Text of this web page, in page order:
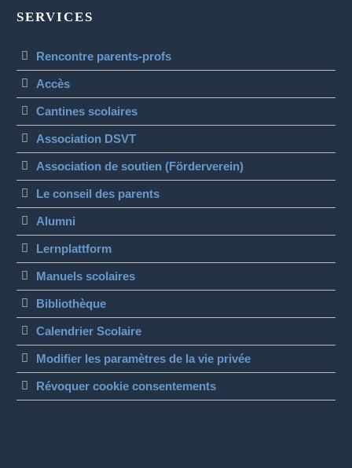
SERVICES
Rencontre parents-profs
Accès
Cantines scolaires
Association DSVT
Association de soutien (Förderverein)
Le conseil des parents
Alumni
Lernplattform
Manuels scolaires
Bibliothèque
Calendrier Scolaire
Modifier les paramètres de la vie privée
Révoquer cookie consentements